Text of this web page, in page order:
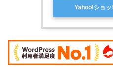
Yahoo!ショッ